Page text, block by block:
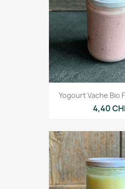
Yogourt Vache Bio
4,40